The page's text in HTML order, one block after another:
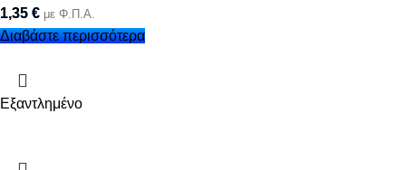
1,35 € με Φ.Π.Α.
Διαβάστε περισσότερα
Εξαντλημένο